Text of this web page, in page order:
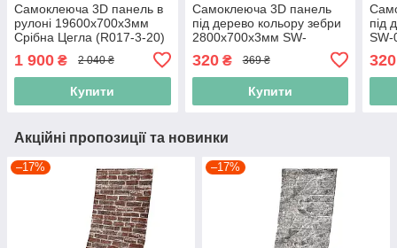
Самоклеюча 3D панель в
рулоні 19600x700x3мм
Срібна Цегла (R017-3-20)
1 900 ₴ 2 040 ₴
Купити
Самоклеюча 3D панель
під дерево кольору зебри
2800x700x3мм SW-
320₴ 369 ₴
Купити
під
SW-
320
Акційні пропозиції та новинки
–17% –17%